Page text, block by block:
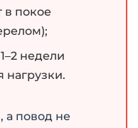
в покое
недели
нагрузки.
а повод не